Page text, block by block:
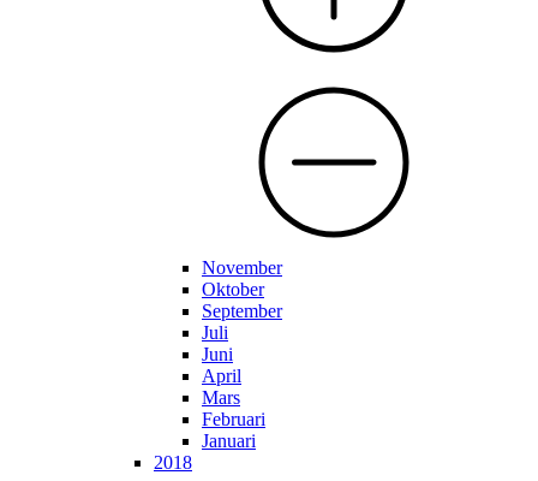
November
Oktober
September
Juli
Juni
April
Mars
Februari
Januari
2018